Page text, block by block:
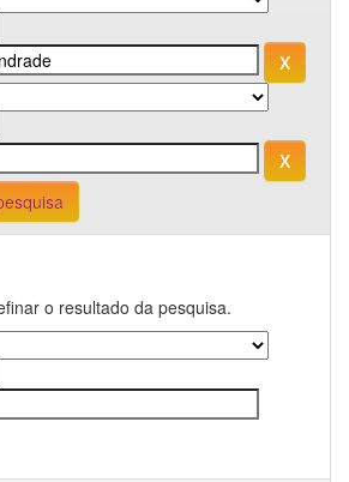
o resultado da pesquisa.